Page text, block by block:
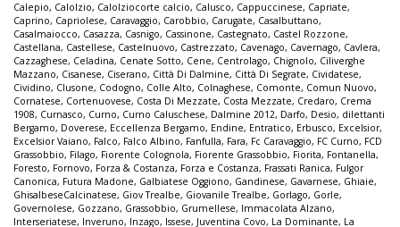
Calepio, Calolzio, Calolziocorte calcio, Calusco, Cappuccinese, Capriate,
Caprino, Capriolese, Caravaggio, Carobbio, Carugate, Casalbuttano,
Casalmaiocco, Casazza, Casnigo, Cassinone, Castegnato, Castel Rozzone,
Castellana, Castellese, Castelnuovo, Castrezzato, Cavenago, Cavernago, Cavlera,
Cazzaghese, Celadina, Cenate Sotto, Cene, Centrolago, Chignolo, Ciliverghe
Mazzano, Cisanese, Ciserano, Città Di Dalmine, Città Di Segrate, Cividatese,
Cividino, Clusone, Codogno, Colle Alto, Colnaghese, Comonte, Comun Nuovo,
Cornatese, Cortenuovese, Costa Di Mezzate, Costa Mezzate, Credaro, Crema
1908, Curnasco, Curno, Curno Caluschese, Dalmine 2012, Darfo, Desio, dilettanti
Bergamo, Doverese, Eccellenza Bergamo, Endine, Entratico, Erbusco, Excelsior,
Excelsior Vaiano, Falco, Falco Albino, Fanfulla, Fara, Fc Caravaggio, FC Curno, FCD
Grassobbio, Filago, Fiorente Colognola, Fiorente Grassobbio, Fiorita, Fontanella,
Foresto, Fornovo, Forza & Costanza, Forza e Costanza, Frassati Ranica, Fulgor
Canonica, Futura Madone, Galbiatese Oggiono, Gandinese, Gavarnese, Ghiaie,
GhisalbeseCalcinatese, Giov Trealbe, Giovanile Trealbe, Gorlago, Gorle,
Governolese, Gozzano, Grassobbio, Grumellese, Immacolata Alzano,
Interseriatese, Inveruno, Inzago, Issese, Juventina Covo, La Dominante, La